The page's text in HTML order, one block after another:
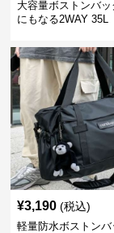
大容量ボストンバ
にもなる2WAY 35L
¥3,190 (税込)
軽量防水ボストンバ